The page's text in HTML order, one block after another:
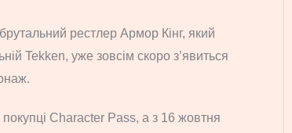
рестлер Армор Кінг, який
Tekken, уже зовсім скоро з’явиться
Character Pass, а з 16 жовтня